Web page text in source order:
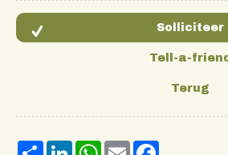
Share LinkedInWhatsApp
Email